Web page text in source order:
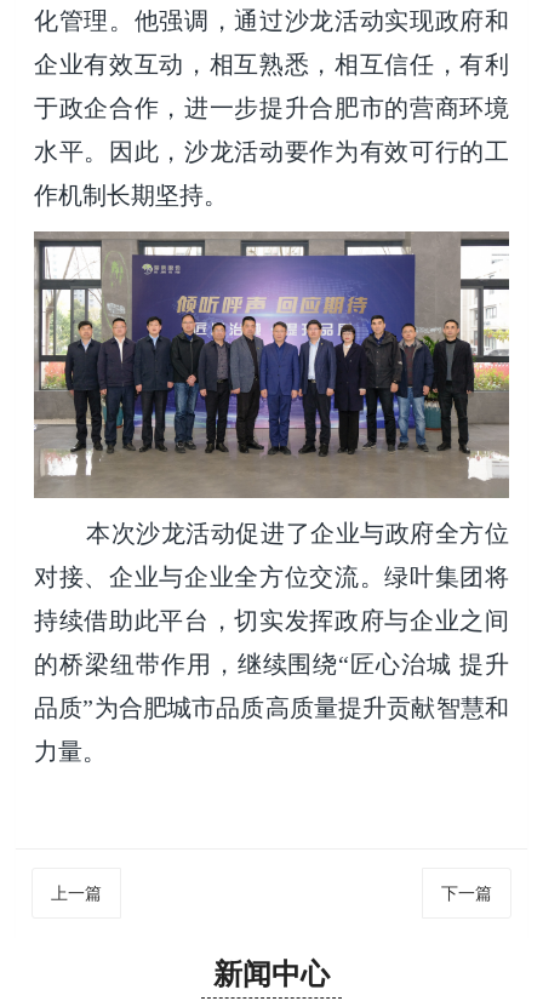
化管理。他强调，通过沙龙活动实现政府和
企业有效互动，相互熟悉，相互信任，有利
于政企合作，进一步提升合肥市的营商环境
水平。因此，沙龙活动要作为有效可行的工
作机制长期坚持。
本次沙龙活动促进了企业与政府全方位
对接、企业与企业全方位交流。绿叶集团将
持续借助此平台，切实发挥政府与企业之间
的桥梁纽带作用，继续围绕“匠心治城 提升
品质”为合肥城市品质高质量提升贡献智慧和
力量。
上一篇 下一篇
新闻中心